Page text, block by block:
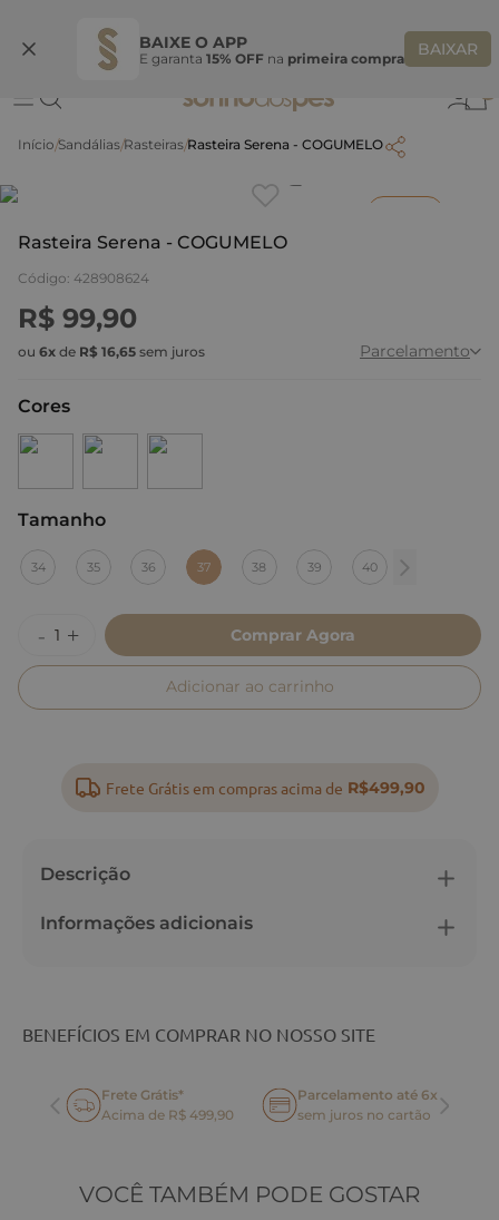
BAIXE O APP
E garanta 15% OFF na primeira compra BAIXAR
Ganhe 10% OFF na coleção utilizando o código do seu vendedor*
Sandálias Rasteiras Rasteira Serena - COGUMELO
Rasteira Serena - COGUMELO
Código: 428908624
R$ 99,90
ou 6x de R$ 16,65 sem juros Parcelamento
Cores
Tamanho
37
34 35 36 37 38 39 40
Comprar Agora
Adicionar ao carrinho
Frete Grátis em compras acima de R$499,90
Descrição
Informações adicionais
BENEFÍCIOS EM COMPRAR NO NOSSO SITE
Frete Grátis*
Acima de R$ 499,90
Parcelamento até 6x
sem juros no cartão
VOCÊ TAMBÉM PODE GOSTAR